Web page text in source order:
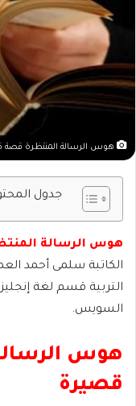
هوس الرسالة المنتظرة قصة
جدول
هوس الرسالة
التربية قسم لغة
السويس.
هوس
قصيرة